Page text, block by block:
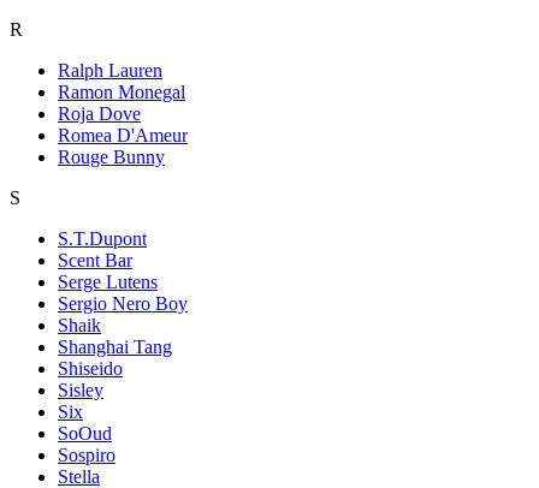
R
Ralph Lauren
Ramon Monegal
Roja Dove
Romea D'Ameur
Rouge Bunny
S
S.T.Dupont
Scent Bar
Serge Lutens
Sergio Nero Boy
Shaik
Shanghai Tang
Shiseido
Sisley
Six
SoOud
Sospiro
Stella